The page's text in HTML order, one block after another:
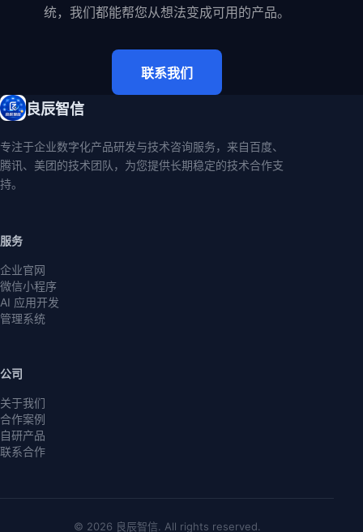
统，我们都能帮您从想法变成可用的产品。
联系我们
良辰智信
专注于企业数字化产品研发与技术咨询服务，来自百度、
腾讯、美团的技术团队，为您提供长期稳定的技术合作支
持。
服务
企业官网
微信小程序
AI 应用开发
管理系统
公司
关于我们
合作案例
自研产品
联系合作
© 2026 良辰智信. All rights reserved.